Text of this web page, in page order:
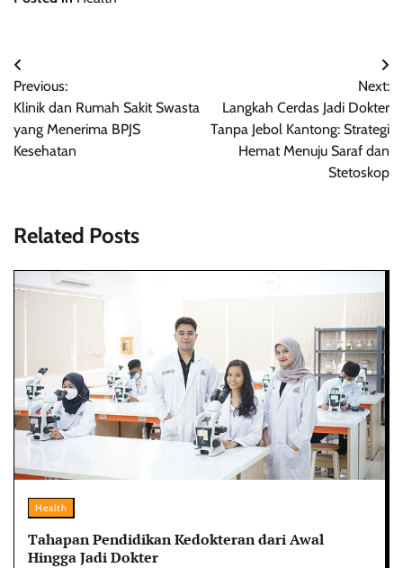
Navigasi
pos
Previous:
Klinik dan Rumah Sakit Swasta
yang Menerima BPJS
Kesehatan
Next:
Langkah Cerdas Jadi Dokter
Tanpa Jebol Kantong: Strategi
Hemat Menuju Saraf dan
Stetoskop
Related Posts
Health
Tahapan Pendidikan Kedokteran dari Awal
Hingga Jadi Dokter